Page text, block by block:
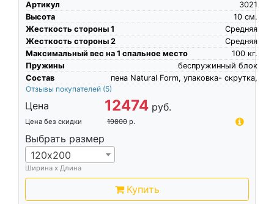
Артикул
3021
Высота
см.
10
Жесткость стороны 1
Средняя
Жесткость стороны 2
Средняя
Максимальный вес на 1 спальное место
кг.
100
Пружины
беспружинный блок
Состав
пена Natural Form, упаковка- скрутка,
Отзывы покупателей (5)
Цена 12474 руб.
Цена без скидки 19800 р.
Выбрать размер
120х200
Ширина х Длина
Купить